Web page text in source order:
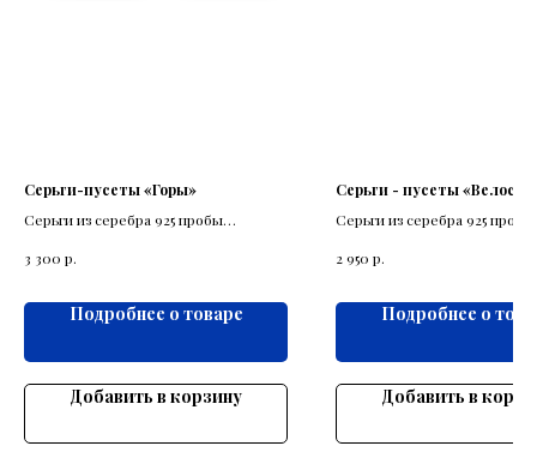
Серьги-пусеты «Горы»
Серьги из серебра 925 пробы
миниатюре.
3 300 р.
Подробнее о товаре
Добавить в корзину
Серьги - пусеты
Серьги из серебра 925
2 950 р.
Подробнее о
Добавить в